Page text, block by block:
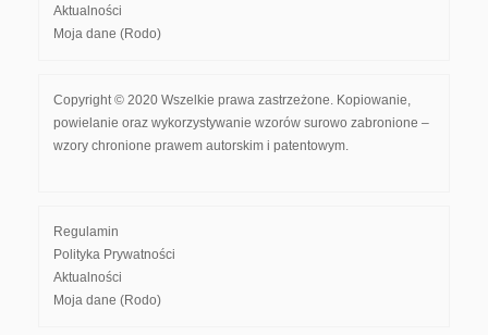
Aktualności
Moja dane (Rodo)
Copyright © 2020 Wszelkie prawa zastrzeżone. Kopiowanie,
powielanie oraz wykorzystywanie wzorów surowo zabronione –
wzory chronione prawem autorskim i patentowym.
Regulamin
Polityka Prywatności
Aktualności
Moja dane (Rodo)